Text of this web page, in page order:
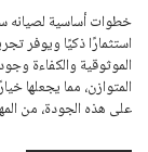
خطوات أساسية لصيانه
استثمارًا ذكيًا ويوفر
الموثوقية والكفاءة
المتوازن، مما يجعلها
على هذه الجودة، من